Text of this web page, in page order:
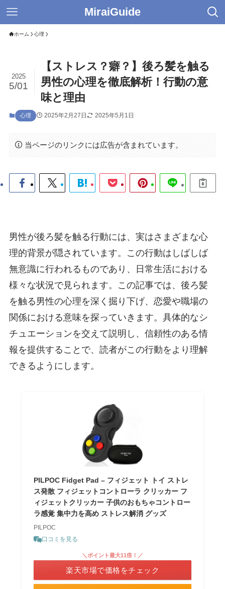
MiraiGuide
ホーム 心理
【ストレス？癖？】後ろ髪を触る
男性の心理を徹底解析！行動の意
味と理由
2025
5/01
心理 2025年2月27日 2025年5月1日
当ページのリンクには広告が含まれています。
男性が後ろ髪を触る行動には、実はさまざまな心
理的背景が隠されています。この行動はしばしば
無意識に行われるものであり、日常生活における
様々な状況で見られます。この記事では、後ろ髪
を触る男性の心理を深く掘り下げ、恋愛や職場の
関係における意味を探っていきます。具体的なシ
チュエーションを交えて説明し、信頼性のある情
報を提供することで、読者がこの行動をより理解
できるようにします。
PILPOC Fidget Pad – フィジェット トイ ストレ
ス発散 フィジェットコントローラ クリッカー フ
ィジェットクリッカー 子供のおもちゃコントロー
ラ感覚 集中力を高め ストレス解消 グッズ
PILPOC
口コミを見る
＼ポイント最大11倍！／
楽天市場で価格をチェック